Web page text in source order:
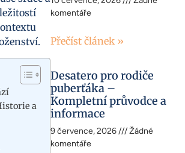
a
komentáře
Přečíst článek »
Desatero pro rodiče
puberťáka –
Kompletní průvodce a
informace
9 července, 2026
Žádné
komentáře